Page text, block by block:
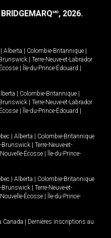
MD, 2026.
| Alberta | Colombie-Britannique |
| Terre-Neuve-et-Labrador
| Île-du-Prince-Édouard |
| Colombie-Britannique |
| Terre-Neuve-et-Labrador
| Île-du-Prince-Édouard |
| Alberta | Colombie-Britannique
Brunswick | Terre-Neuve-et-
Nouvelle-Écosse | Île-du-Prince-
| Alberta | Colombie-Britannique
Brunswick | Terre-Neuve-et-
Nouvelle-Écosse | Île-du-Prince-
Canada | Dernières inscriptions au